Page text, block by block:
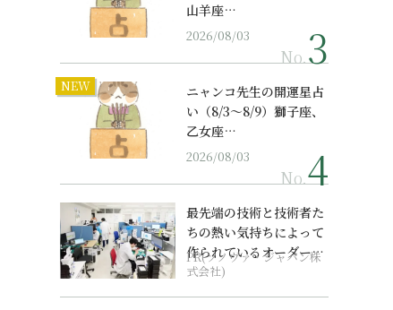
山羊座…
2026/08/03
No.
NEW
ニャンコ先生の開運星占
い（8/3～8/9）獅子座、
乙女座…
2026/08/03
No.
最先端の技術と技術者た
ちの熱い気持ちによって
作られているオーダーメ
イド補聴器
PR(ソノヴァ・ジャパン株
式会社)